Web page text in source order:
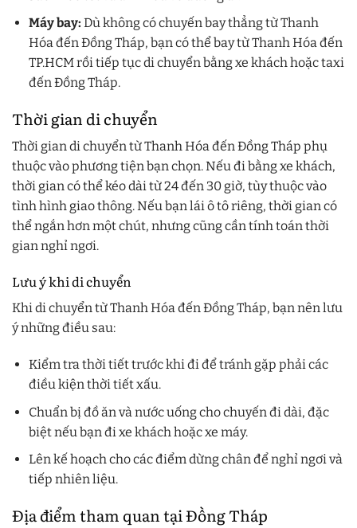
Máy bay: Dù không có chuyến bay thẳng từ Thanh
Hóa đến Đồng Tháp, bạn có thể bay từ Thanh Hóa đến
TP.HCM rồi tiếp tục di chuyển bằng xe khách hoặc taxi
đến Đồng Tháp.
Thời gian di chuyển
Thời gian di chuyển từ Thanh Hóa đến Đồng Tháp phụ
thuộc vào phương tiện bạn chọn. Nếu đi bằng xe khách,
thời gian có thể kéo dài từ 24 đến 30 giờ, tùy thuộc vào
tình hình giao thông. Nếu bạn lái ô tô riêng, thời gian có
thể ngắn hơn một chút, nhưng cũng cần tính toán thời
gian nghỉ ngơi.
Lưu ý khi di chuyển
Khi di chuyển từ Thanh Hóa đến Đồng Tháp, bạn nên lưu
ý những điều sau:
Kiểm tra thời tiết trước khi đi để tránh gặp phải các
điều kiện thời tiết xấu.
Chuẩn bị đồ ăn và nước uống cho chuyến đi dài, đặc
biệt nếu bạn đi xe khách hoặc xe máy.
Lên kế hoạch cho các điểm dừng chân để nghỉ ngơi và
tiếp nhiên liệu.
Địa điểm tham quan tại Đồng Tháp